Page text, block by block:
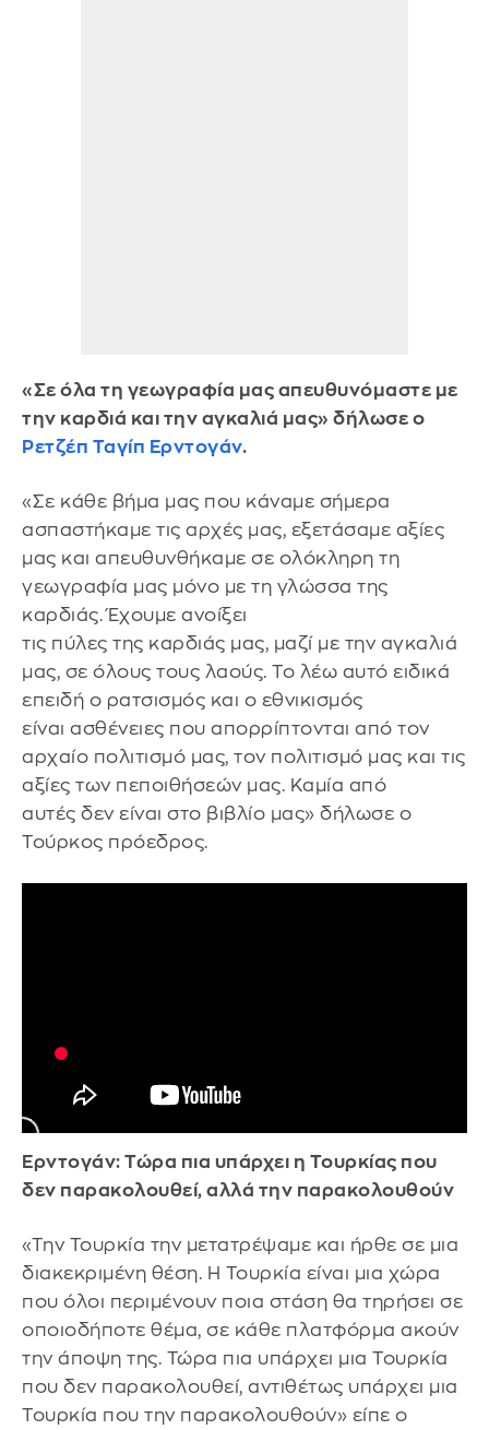
«Σε όλα τη γεωγραφία μας απευθυνόμαστε με
την καρδιά και την αγκαλιά μας» δήλωσε ο
Ρετζέπ Ταγίπ Ερντογάν.
«Σε κάθε βήμα μας που κάναμε σήμερα
ασπαστήκαμε τις αρχές μας, εξετάσαμε αξίες
μας και απευθυνθήκαμε σε ολόκληρη τη
γεωγραφία μας μόνο με τη γλώσσα της
καρδιάς. Έχουμε ανοίξει
τις πύλες της καρδιάς μας, μαζί με την αγκαλιά
μας, σε όλους τους λαούς. Το λέω αυτό ειδικά
επειδή ο ρατσισμός και ο εθνικισμός
είναι ασθένειες που απορρίπτονται από τον
αρχαίο πολιτισμό μας, τον πολιτισμό μας και τις
αξίες των πεποιθήσεών μας. Καμία από
αυτές δεν είναι στο βιβλίο μας» δήλωσε ο
Τούρκος πρόεδρος.
Ερντογάν: Τώρα πια υπάρχει η Τουρκίας που
δεν παρακολουθεί, αλλά την παρακολουθούν
«Την Τουρκία την μετατρέψαμε και ήρθε σε μια
διακεκριμένη θέση. Η Τουρκία είναι μια χώρα
που όλοι περιμένουν ποια στάση θα τηρήσει σε
οποιοδήποτε θέμα, σε κάθε πλατφόρμα ακούν
την άποψη της. Τώρα πια υπάρχει μια Τουρκία
που δεν παρακολουθεί, αντιθέτως υπάρχει μια
Τουρκία που την παρακολουθούν» είπε ο